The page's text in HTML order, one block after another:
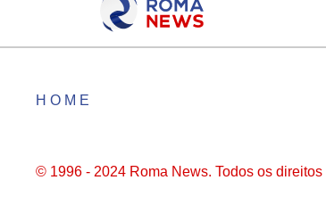
HOME
© 1996 - 2024 Roma News. Todos os